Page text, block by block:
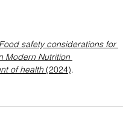
Food safety considerations for
Modern Nutrition
of health (2024).